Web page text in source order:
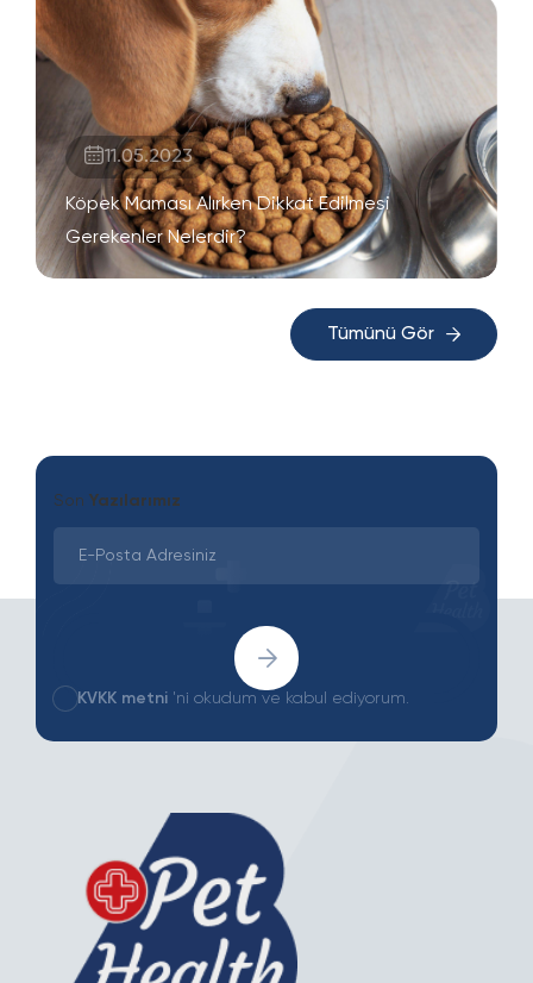
11.05.2023
Köpek Maması Alırken Dikkat Edilmesi
Gerekenler Nelerdir?
Tümünü Gör
Son Yazılarımız
KVKK metni 'ni okudum ve kabul ediyorum.